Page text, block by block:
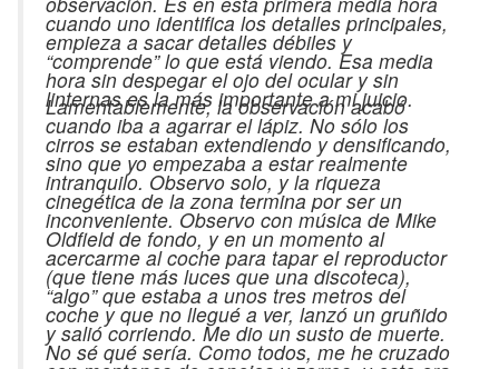
cuando uno identifica los detalles principales,
empieza a sacar detalles débiles y
“comprende” lo que está viendo. Esa media
hora sin despegar el ojo del ocular y sin
linternas es la más importante a mi juicio.
Lamentablemente, la observación acabó
cuando iba a agarrar el lápiz. No sólo los
cirros se estaban extendiendo y densificando,
sino que yo empezaba a estar realmente
intranquilo. Observo solo, y la riqueza
cinegética de la zona termina por ser un
inconveniente. Observo con música de Mike
Oldfield de fondo, y en un momento al
acercarme al coche para tapar el reproductor
(que tiene más luces que una discoteca),
“algo” que estaba a unos tres metros del
coche y que no llegué a ver, lanzó un gruñido
y salió corriendo. Me dio un susto de muerte.
No sé qué sería. Como todos, me he cruzado